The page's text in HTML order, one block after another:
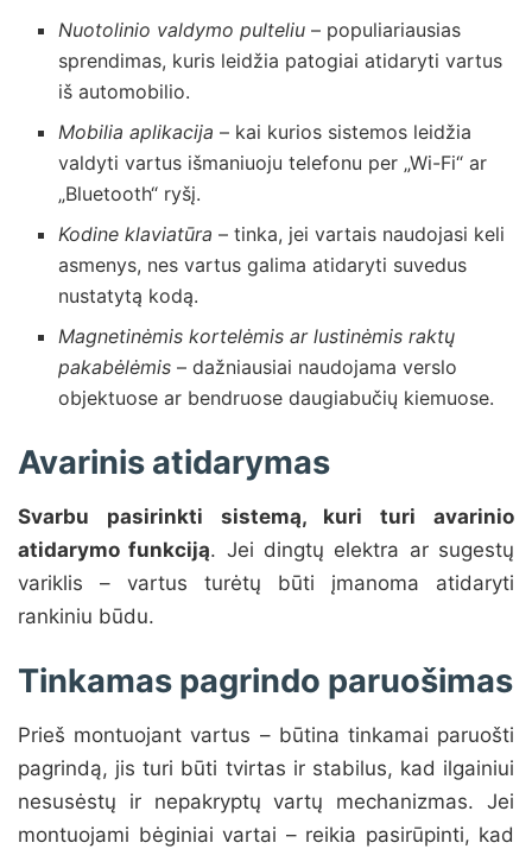
Nuotolinio valdymo pulteliu – populiariausias
sprendimas, kuris leidžia patogiai atidaryti vartus
iš automobilio.
Mobilia aplikacija – kai kurios sistemos leidžia
valdyti vartus išmaniuoju telefonu per „Wi-Fi“ ar
„Bluetooth“ ryšį.
Kodine klaviatūra – tinka, jei vartais naudojasi keli
asmenys, nes vartus galima atidaryti suvedus
nustatytą kodą.
Magnetinėmis kortelėmis ar lustinėmis raktų
pakabėlėmis – dažniausiai naudojama verslo
objektuose ar bendruose daugiabučių kiemuose.
Avarinis atidarymas
Svarbu pasirinkti sistemą, kuri turi avarinio
atidarymo funkciją. Jei dingtų elektra ar sugestų
variklis – vartus turėtų būti įmanoma atidaryti
rankiniu būdu.
Tinkamas pagrindo paruošimas
Prieš montuojant vartus – būtina tinkamai paruošti
pagrindą, jis turi būti tvirtas ir stabilus, kad ilgainiui
nesusėstų ir nepakryptų vartų mechanizmas. Jei
montuojami bėginiai vartai – reikia pasirūpinti, kad